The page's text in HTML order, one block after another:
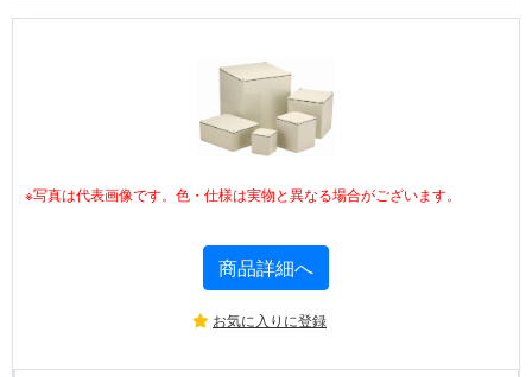
※写真は代表画像です。色・仕様は実物と異なる場合がございます。
商品詳細へ
お気に入りに登録